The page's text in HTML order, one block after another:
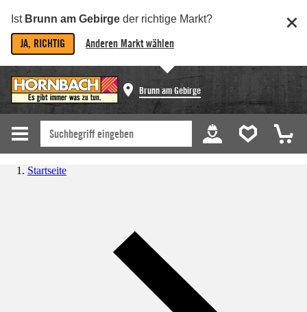
Ist Brunn am Gebirge der richtige Markt?
JA, RICHTIG Anderen Markt wählen
Brunn am Gebirge
Startseite